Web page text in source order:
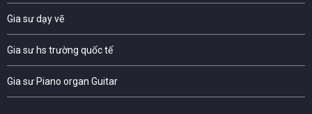
Gia sư dạy vẽ
Gia sư hs trường quốc tế
Gia sư Piano organ Guitar